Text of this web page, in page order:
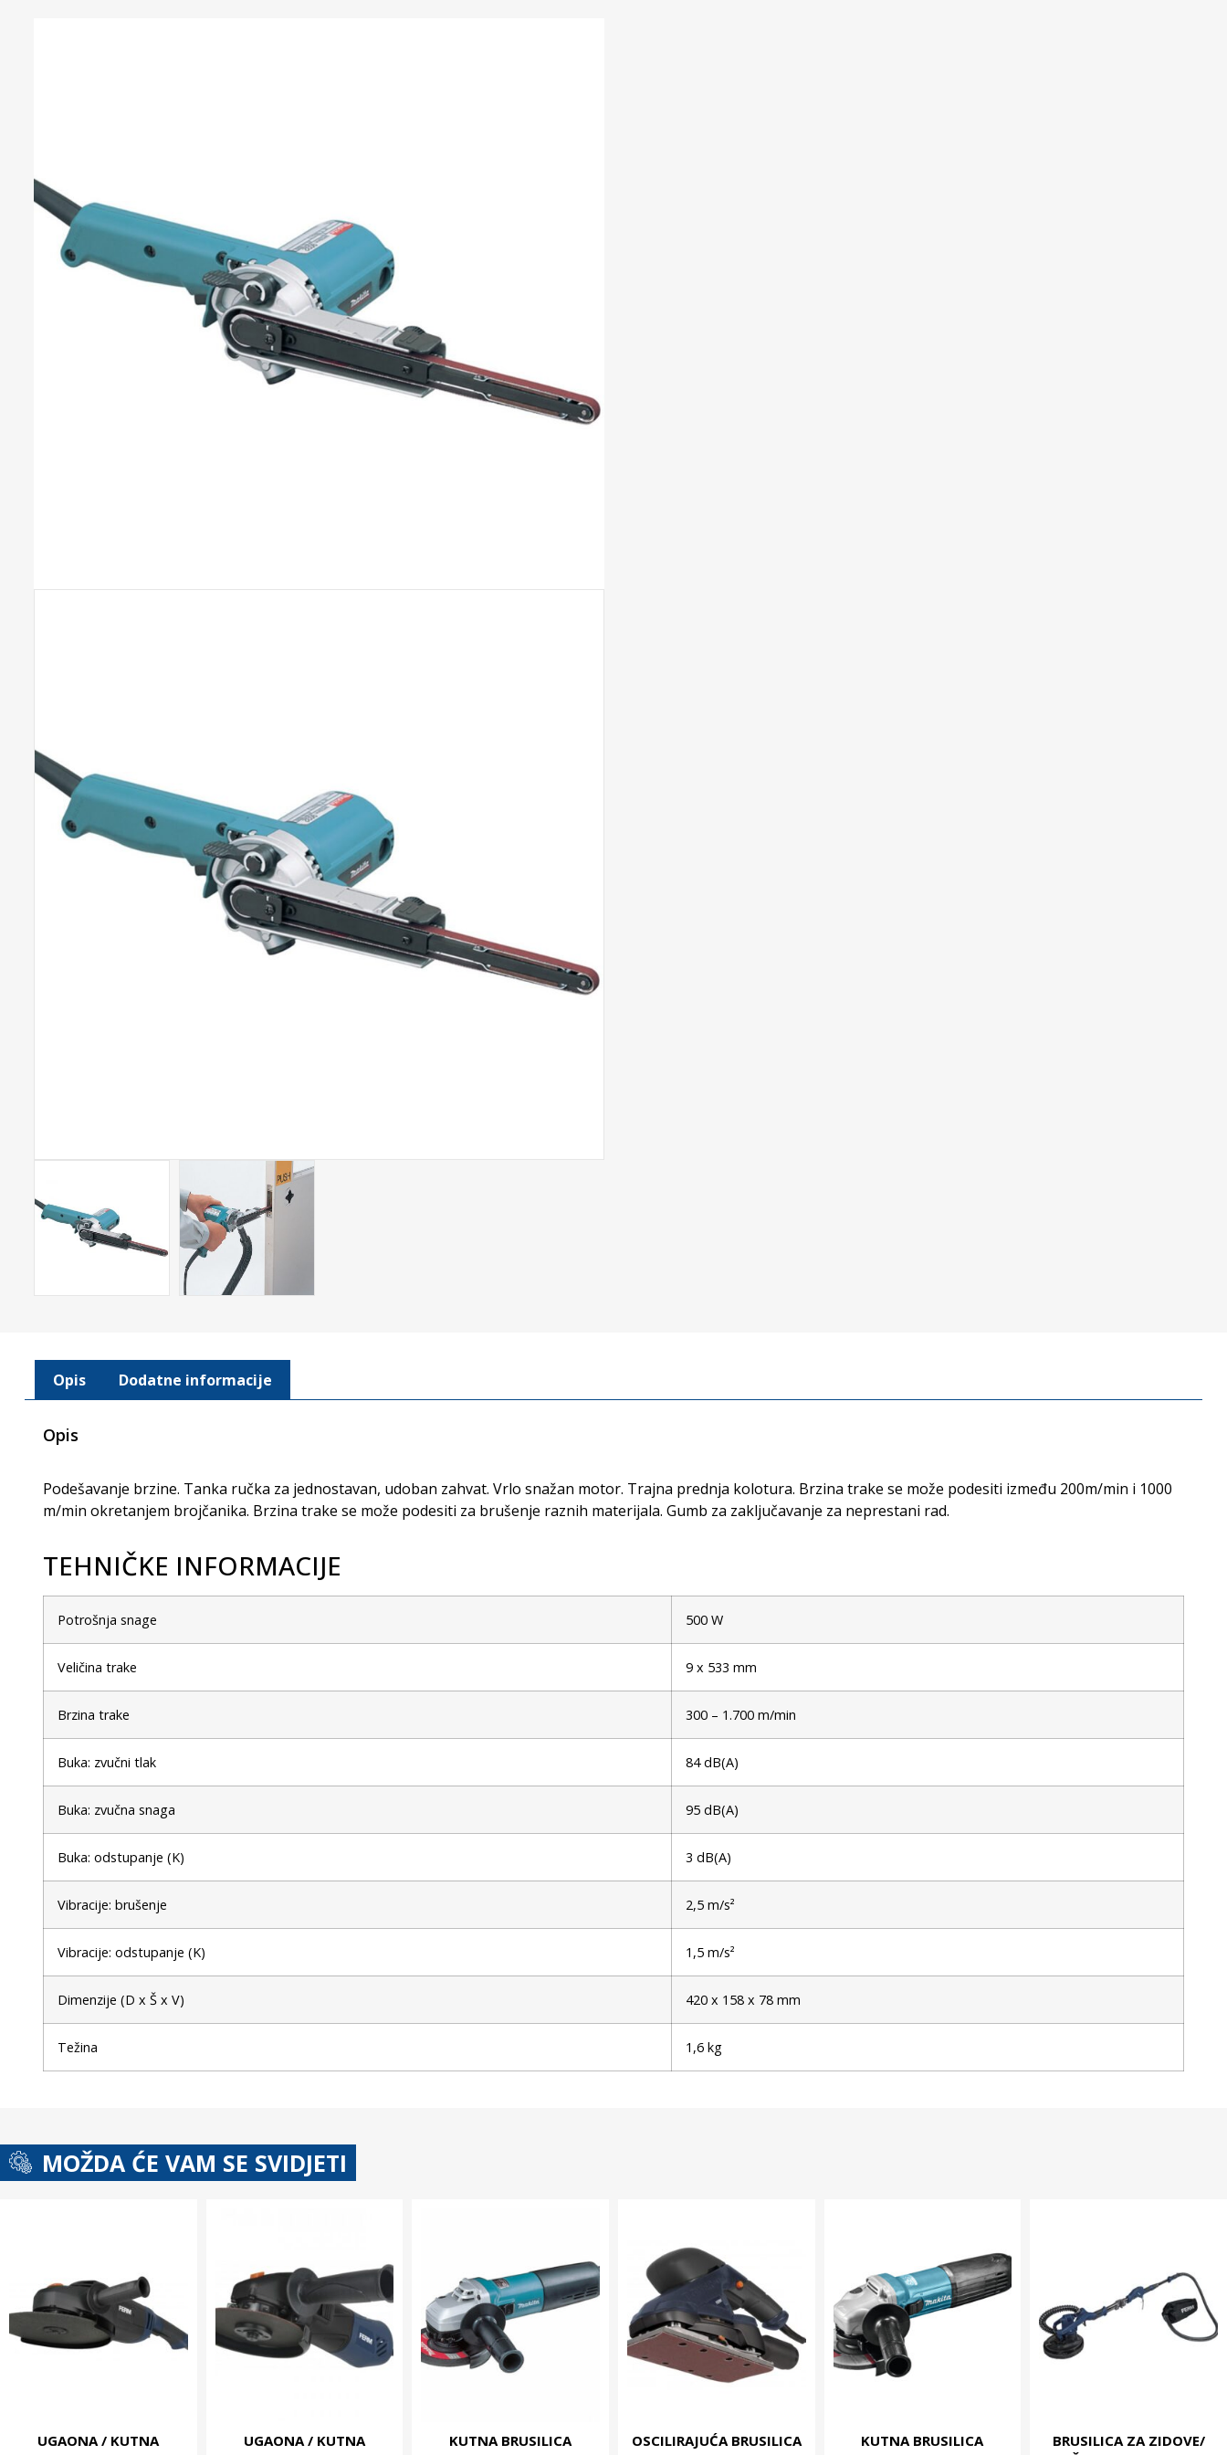
Opis Dodatne informacije
Opis
Podešavanje brzine. Tanka ručka za jednostavan, udoban zahvat. Vrlo snažan motor. Trajna prednja kolotura. Brzina trake se može podesiti između 200m/min i 1000
m/min okretanjem brojčanika. Brzina trake se može podesiti za brušenje raznih materijala. Gumb za zaključavanje za neprestani rad.
TEHNIČKE INFORMACIJE
Potrošnja snage 500 W
Veličina trake 9 x 533 mm
Brzina trake 300 – 1.700 m/min
Buka: zvučni tlak 84 dB(A)
Buka: zvučna snaga 95 dB(A)
Buka: odstupanje (K) 3 dB(A)
Vibracije: brušenje 2,5 m/s²
Vibracije: odstupanje (K) 1,5 m/s²
Dimenzije (D x Š x V) 420 x 158 x 78 mm
Težina 1,6 kg
MOŽDA ĆE VAM SE SVIDJETI
UGAONA / KUTNA
UGAONA / KUTNA
KUTNA BRUSILICA
OSCILIRAJUĆA BRUSILICA
KUTNA BRUSILICA
BRUSILICA ZA ZIDOVE/